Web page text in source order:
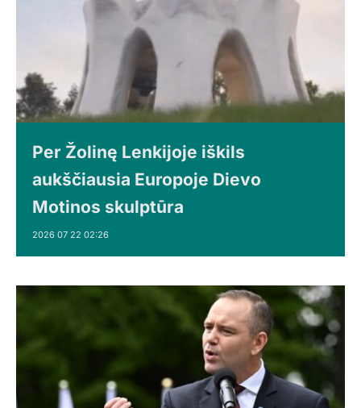
Per Žolinę Lenkijoje iškils
aukščiausia Europoje Dievo
Motinos skulptūra
2026 07 22 02:26